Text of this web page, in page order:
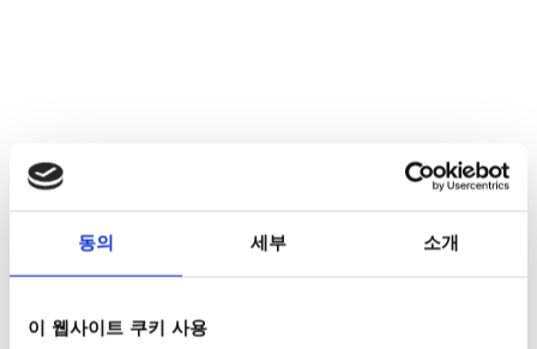
동의 세부 소개
이 웹사이트 쿠키 사용